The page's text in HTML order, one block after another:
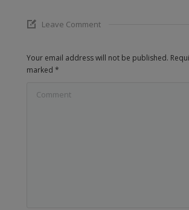
Leave Comment
Your email address will not be published.
marked *
Comment